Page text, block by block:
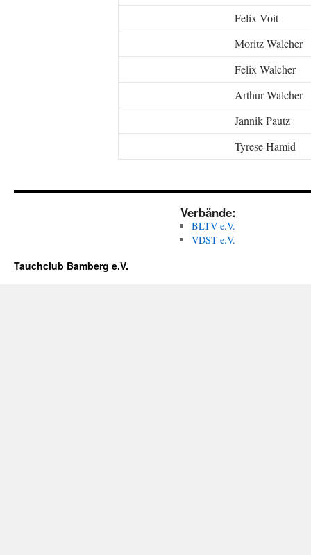
Felix Voit
Moritz Walcher
Felix Walcher
Arthur Walcher
Jannik Pautz
Tyrese Hamid
Verbände:
BLTV e.V.
VDST e.V.
Tauchclub Bamberg e.V.